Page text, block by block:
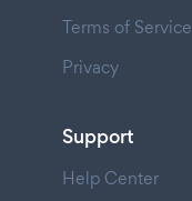
Terms of Service
Privacy
Support
Help Center